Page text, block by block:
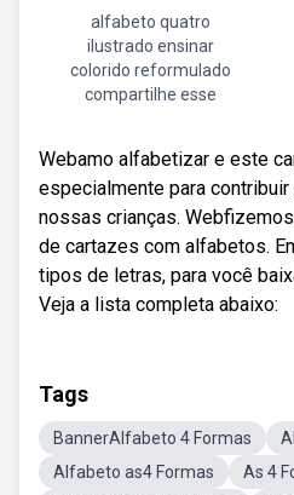
alfabeto quatro
ilustrado ensinar
colorido reformulado
compartilhe esse
Webamo alfabetizar e este
especialmente para
nossas crianças.
de cartazes com alfabetos.
tipos de letras, para você
Veja a lista completa abaixo:
Tags
BannerAlfabeto 4 Formas
Alfabeto as4 Formas
As 4